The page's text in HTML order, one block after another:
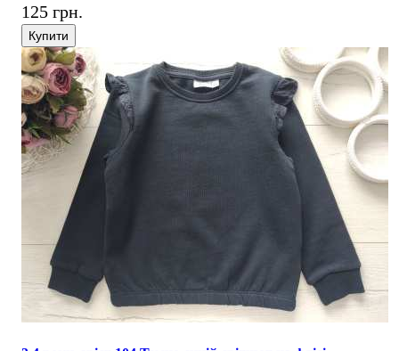
125 грн.
Купити